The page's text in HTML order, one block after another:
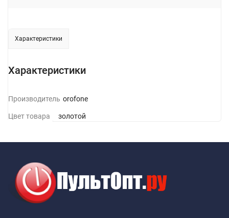
Характеристики
Характеристики
ПроизводительBorofone
Цвет товара золотой